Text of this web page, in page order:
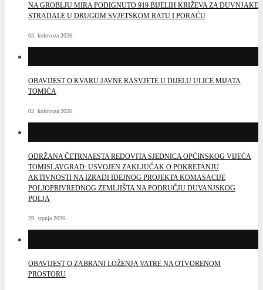
NA GROBLJU MIRA PODIGNUTO 919 BIJELIH KRIŽEVA ZA DUVNJAKE
STRADALE U DRUGOM SVJETSKOM RATU I PORAĆU
03. kolovoza 2026.
OBAVIJEST O KVARU JAVNE RASVJETE U DIJELU ULICE MIJATA
TOMIĆA
03. kolovoza 2026.
ODRŽANA ČETRNAESTA REDOVITA SJEDNICA OPĆINSKOG VIJEĆA
TOMISLAVGRAD: USVOJEN ZAKLJUČAK O POKRETANJU
AKTIVNOSTI NA IZRADI IDEJNOG PROJEKTA KOMASACIJE
POLJOPRIVREDNOG ZEMLJIŠTA NA PODRUČJU DUVANJSKOG
POLJA
29. srpnja 2026.
OBAVIJEST O ZABRANI LOŽENJA VATRE NA OTVORENOM
PROSTORU